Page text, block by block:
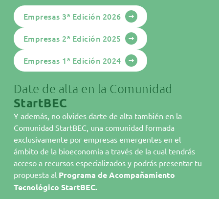
Comunidad
Empresas StartBEC
Actualidad
Agenda
Contacto
Parque Tecnológico de Valencia
C/. Benjamín Franklin, 5-11
E46980 Paterna
Tel.
96 136 60 90
Empresas 3ª Edición 2026
Empresas 2ª Edición 2025
Empresas 1ª Edición 2024
Date de alta en la Comunidad
StartBEC
Y además, no olvides darte de alta también en la
Comunidad StartBEC, una comunidad formada
exclusivamente por empresas emergentes en el
ámbito de la bioeconomía a través de la cual tendrás
acceso a recursos especializados y podrás presentar tu
propuesta al Programa de Acompañamiento
Tecnológico StartBEC.